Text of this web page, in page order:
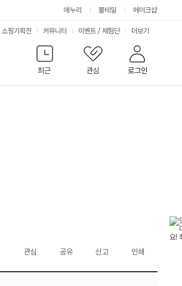
에누리 몰테일 메이크샵
최근
관심 로그인
쇼핑기획전 커뮤니티 이벤트 / 체험단 서
비
스
더보기
관심 공유 신고 인쇄